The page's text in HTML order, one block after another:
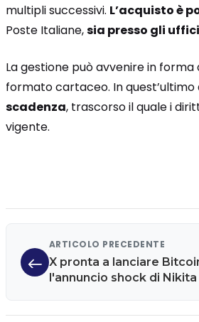
multipli successivi. L’acquisto è
Poste Italiane,sia presso gli
La gestione può avvenire in
formato cartaceo. In quest’ultimo
scadenza, trascorso il quale i
vigente.
ARTICOLO PRECEDENTE
X pronta a lanciare
l'annuncio shock di